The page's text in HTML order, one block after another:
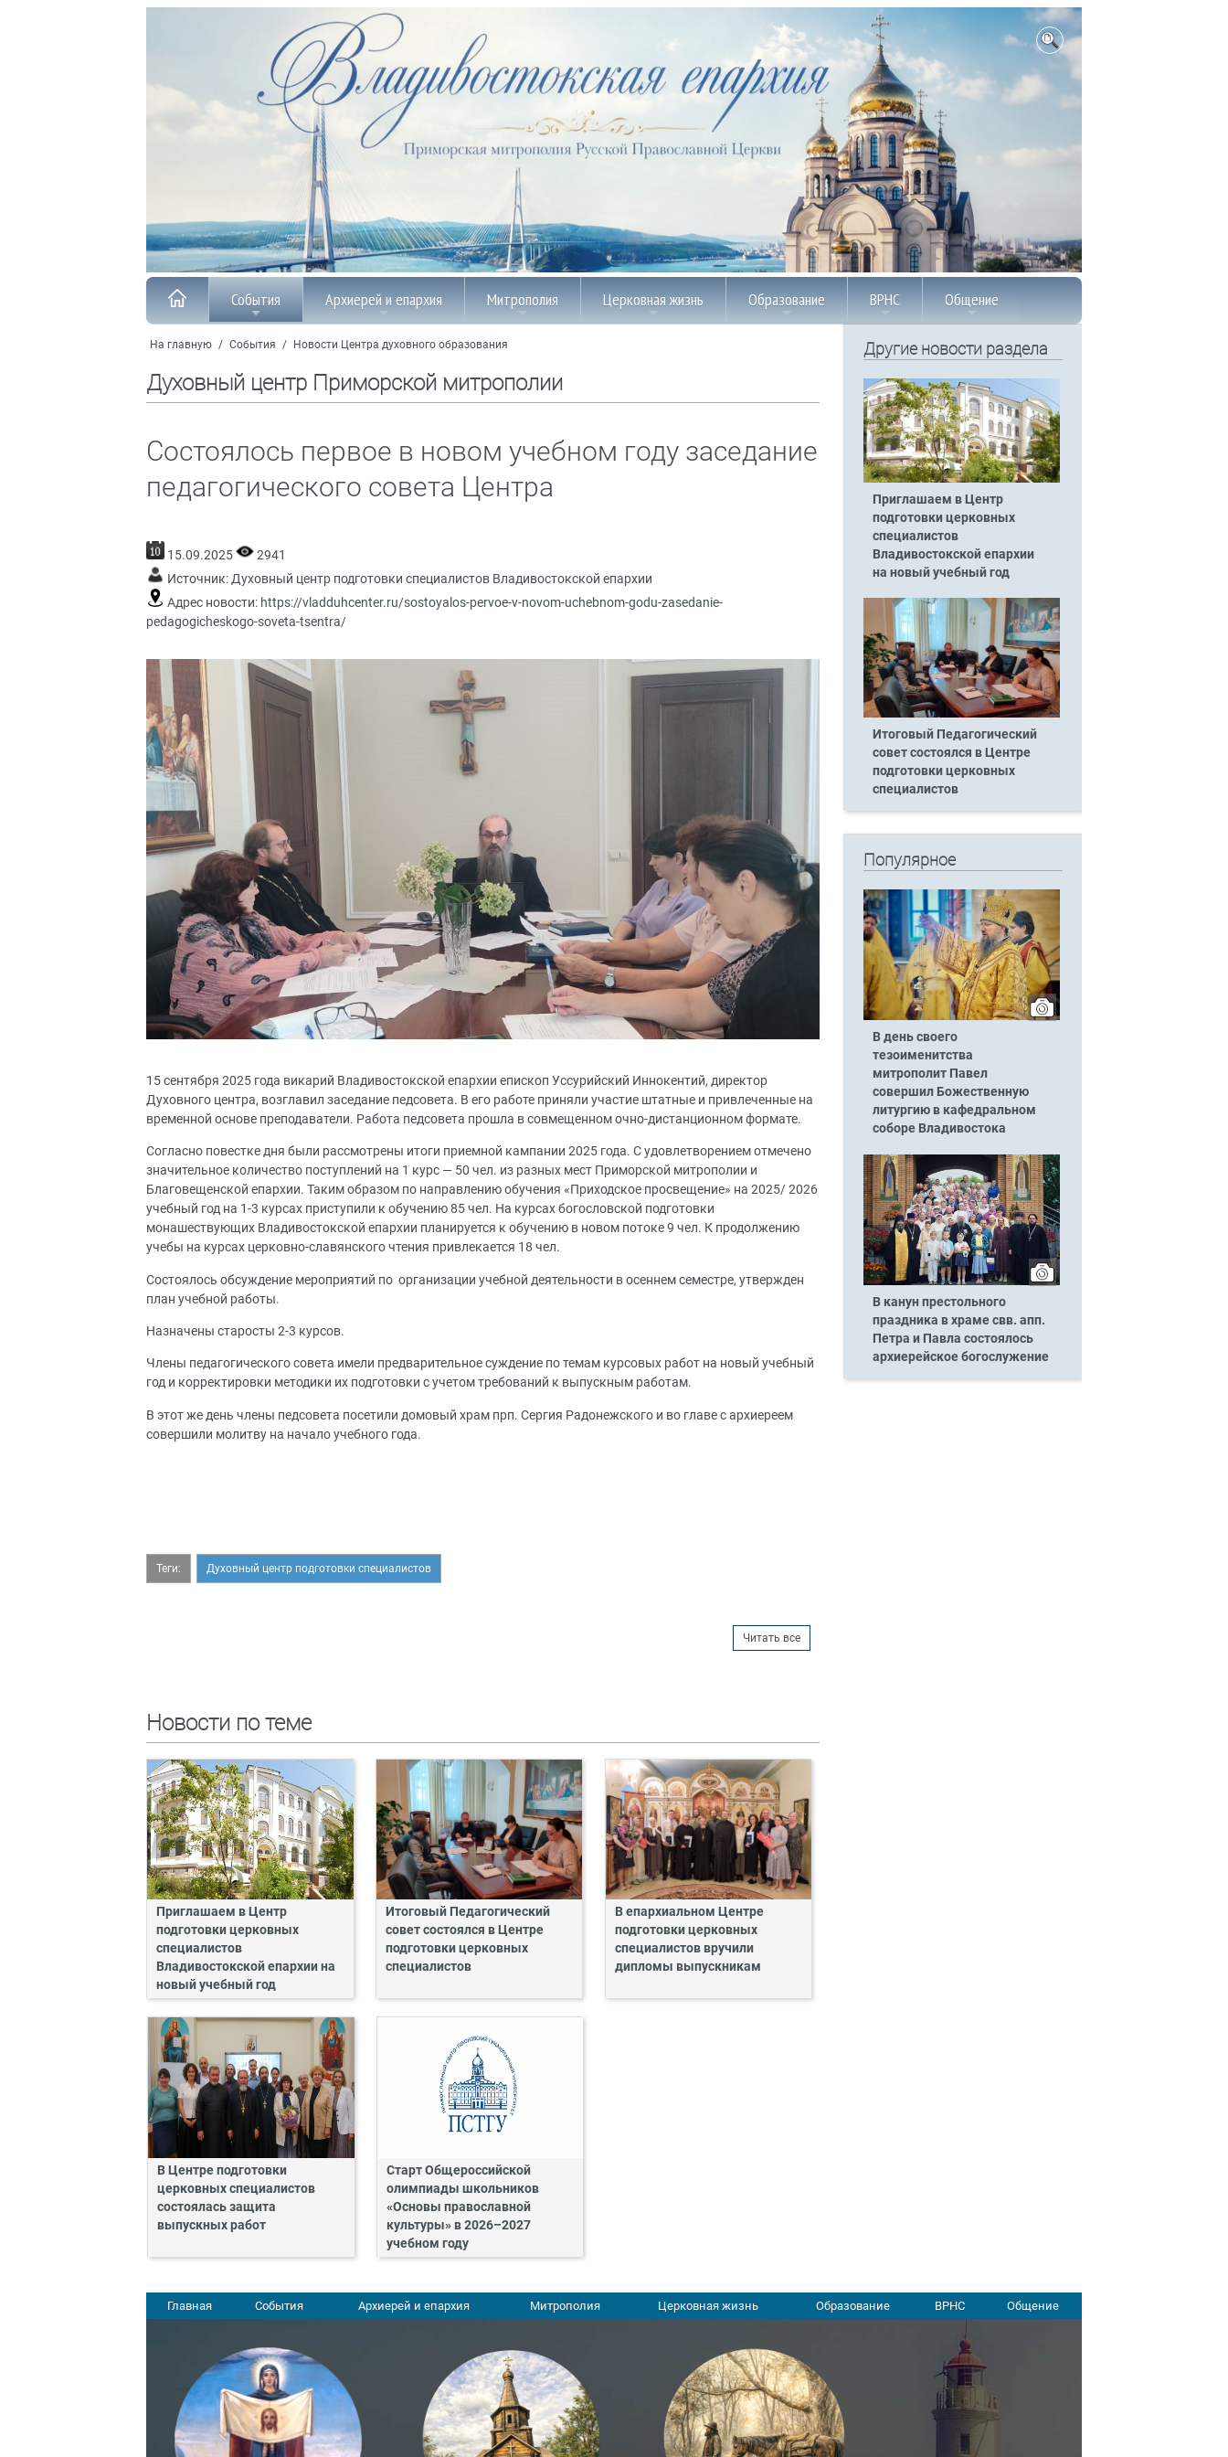
События Архиерей и епархия Митрополия Церковная жизнь Образование ВРНС Общение
На главную / События / Новости Центра духовного образования
Духовный центр Приморской митрополии
Состоялось первое в новом учебном году заседание
педагогического совета Центра
15.09.2025
2941
Источник:Духовный центр подготовки специалистов Владивостокской епархии
Адрес новости: https://vladduhcenter.ru/sostoyalos-pervoe-v-novom-uchebnom-godu-zasedanie-
pedagogicheskogo-soveta-tsentra/
15 сентября 2025 года викарий Владивостокской епархии епископ Уссурийский Иннокентий, директор
Духовного центра, возглавил заседание педсовета. В его работе приняли участие штатные и привлеченные на
временной основе преподаватели. Работа педсовета прошла в совмещенном очно-дистанционном формате.
Согласно повестке дня были рассмотрены итоги приемной кампании 2025 года. С удовлетворением отмечено
значительное количество поступлений на 1 курс — 50 чел. из разных мест Приморской митрополии и
Благовещенской епархии. Таким образом по направлению обучения «Приходское просвещение» на 2025/ 2026
учебный год на 1-3 курсах приступили к обучению 85 чел. На курсах богословской подготовки
монашествующих Владивостокской епархии планируется к обучению в новом потоке 9 чел. К продолжению
учебы на курсах церковно-славянского чтения привлекается 18 чел.
Состоялось обсуждение мероприятий по организации учебной деятельности в осеннем семестре, утвержден
план учебной работы.
Назначены старосты 2-3 курсов.
Члены педагогического совета имели предварительное суждение по темам курсовых работ на новый учебный
год и корректировки методики их подготовки с учетом требований к выпускным работам.
В этот же день члены педсовета посетили домовый храм прп. Сергия Радонежского и во главе с архиереем
совершили молитву на начало учебного года.
Теги: Духовный центр подготовки специалистов
Читать все
Новости по теме
Приглашаем в Центр
подготовки церковных
специалистов
Владивостокской епархии на
новый учебный год
Итоговый Педагогический
совет состоялся в Центре
подготовки церковных
специалистов
В епархиальном Центре
подготовки церковных
специалистов вручили
дипломы выпускникам
В Центре подготовки
церковных специалистов
состоялась защита
выпускных работ
Старт Общероссийской
олимпиады школьников
«Основы православной
культуры» в 2026–2027
учебном году
Другие новости раздела
Приглашаем в Центр
подготовки церковных
специалистов
Владивостокской епархии
на новый учебный год
Итоговый Педагогический
совет состоялся в Центре
подготовки церковных
специалистов
Популярное
В день своего
тезоименитства
митрополит Павел
совершил Божественную
литургию в кафедральном
соборе Владивостока
В канун престольного
праздника в храме свв. апп.
Петра и Павла состоялось
архиерейское богослужение
Главная События Архиерей и епархия Митрополия Церковная жизнь Образование ВРНС Общение